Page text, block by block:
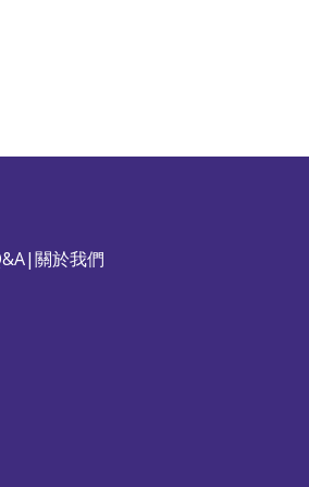
|關於我們